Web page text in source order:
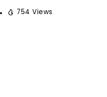
754 Views